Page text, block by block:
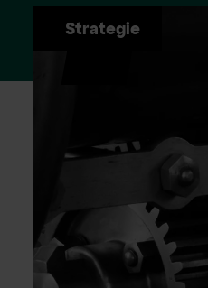
Strategie